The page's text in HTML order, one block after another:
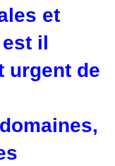
et
il
urgent de